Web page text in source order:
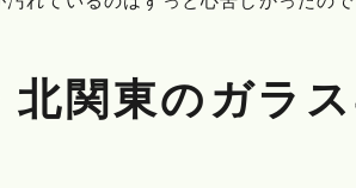
・北関東のガラ